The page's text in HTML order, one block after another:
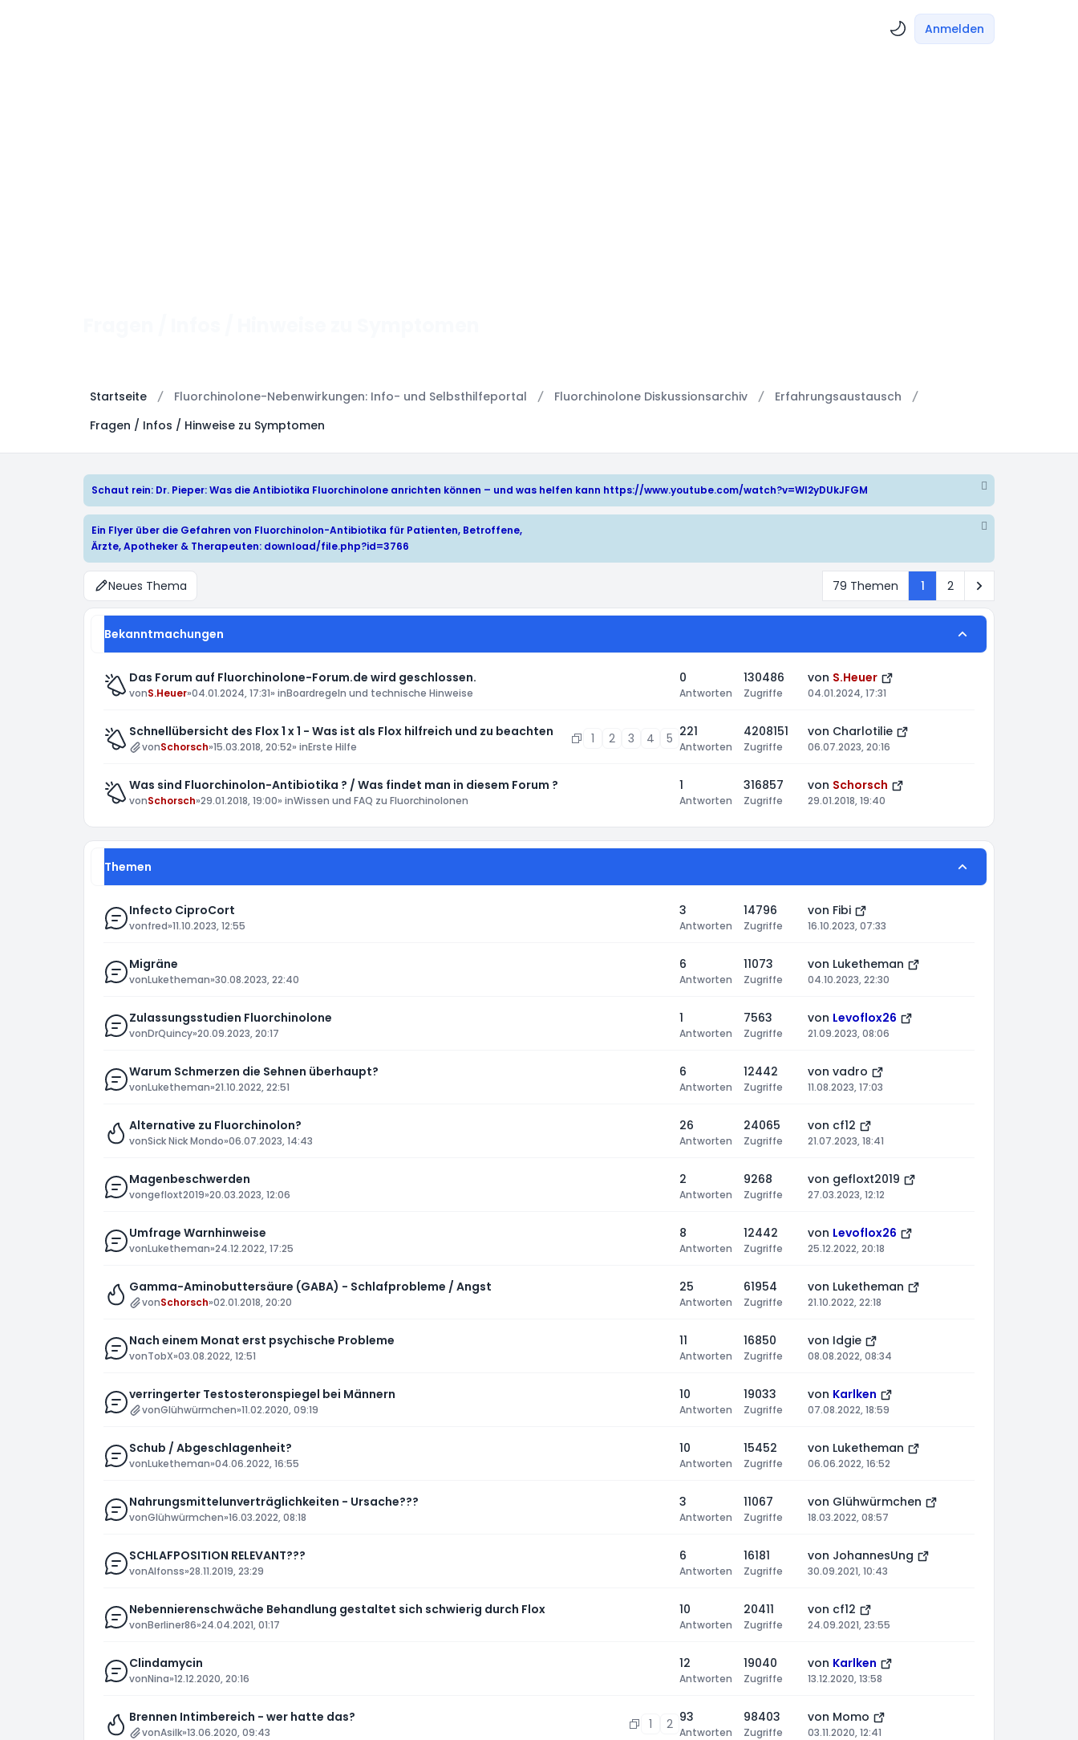
Anmelden
Startseite Fluorchinolone-Nebenwirkungen: Info- und Selbsthilfeportal Fluorchinolone Diskussionsarchiv
Erfahrungsaustausch
Fragen / Infos / Hinweise zu Symptomen
Schaut rein: Dr. Pieper: Was die Antibiotika Fluorchinolone anrichten können – und was helfen kann https://www.youtube.com/watch?v=WI2yDUkJFGM
Ein Flyer über die Gefahren von Fluorchinolon-Antibiotika für Patienten, Betroffene,
Ärzte, Apotheker & Therapeuten: download/file.php?id=3766
Neues Thema 79 Themen 1 2
Bekanntmachungen
Das Forum auf Fluorchinolone-Forum.de wird geschlossen.
vonS.Heuer»04.01.2024, 17:31» inBoardregeln und technische Hinweise
0
Antworten
130486
Zugriffe
von S.Heuer
04.01.2024, 17:31
Schnellübersicht des Flox 1 x 1 - Was ist als Flox hilfreich und zu beachten
vonSchorsch»15.03.2018, 20:52» inErste Hilfe
1 2 3 4 5 221
Antworten
4208151
Zugriffe
von Charlotilie
06.07.2023, 20:16
Was sind Fluorchinolon-Antibiotika ? / Was findet man in diesem Forum ?
vonSchorsch»29.01.2018, 19:00» inWissen und FAQ zu Fluorchinolonen
1
Antworten
316857
Zugriffe
von Schorsch
29.01.2018, 19:40
Themen
Infecto CiproCort
vonfred»11.10.2023, 12:55
3
Antworten
14796
Zugriffe
von Fibi
16.10.2023, 07:33
Migräne
vonLuketheman»30.08.2023, 22:40
6
Antworten
11073
Zugriffe
von Luketheman
04.10.2023, 22:30
Zulassungsstudien Fluorchinolone
vonDrQuincy»20.09.2023, 20:17
1
Antworten
7563
Zugriffe
von Levoflox26
21.09.2023, 08:06
Warum Schmerzen die Sehnen überhaupt?
vonLuketheman»21.10.2022, 22:51
6
Antworten
12442
Zugriffe
von vadro
11.08.2023, 17:03
Alternative zu Fluorchinolon?
vonSick Nick Mondo»06.07.2023, 14:43
26
Antworten
24065
Zugriffe
von cf12
21.07.2023, 18:41
Magenbeschwerden
vongefloxt2019»20.03.2023, 12:06
2
Antworten
9268
Zugriffe
von gefloxt2019
27.03.2023, 12:12
Umfrage Warnhinweise
vonLuketheman»24.12.2022, 17:25
8
Antworten
12442
Zugriffe
von Levoflox26
25.12.2022, 20:18
Gamma-Aminobuttersäure (GABA) - Schlafprobleme / Angst
vonSchorsch»02.01.2018, 20:20
25
Antworten
61954
Zugriffe
von Luketheman
21.10.2022, 22:18
Nach einem Monat erst psychische Probleme
vonTobX»03.08.2022, 12:51
11
Antworten
16850
Zugriffe
von Idgie
08.08.2022, 08:34
verringerter Testosteronspiegel bei Männern
vonGlühwürmchen»11.02.2020, 09:19
10
Antworten
19033
Zugriffe
von Karlken
07.08.2022, 18:59
Schub / Abgeschlagenheit?
vonLuketheman»04.06.2022, 16:55
10
Antworten
15452
Zugriffe
von Luketheman
06.06.2022, 16:52
Nahrungsmittelunverträglichkeiten - Ursache???
vonGlühwürmchen»16.03.2022, 08:18
3
Antworten
11067
Zugriffe
von Glühwürmchen
18.03.2022, 08:57
SCHLAFPOSITION RELEVANT???
vonAlfonss»28.11.2019, 23:29
6
Antworten
16181
Zugriffe
von JohannesUng
30.09.2021, 10:43
Nebennierenschwäche Behandlung gestaltet sich schwierig durch Flox
vonBerliner86»24.04.2021, 01:17
10
Antworten
20411
Zugriffe
von cf12
24.09.2021, 23:55
Clindamycin
vonNina»12.12.2020, 20:16
12
Antworten
19040
Zugriffe
von Karlken
13.12.2020, 13:58
Brennen Intimbereich - wer hatte das?
vonAsilk»13.06.2020, 09:43
1 2 93
Antworten
98403
Zugriffe
von Momo
03.11.2020, 12:41